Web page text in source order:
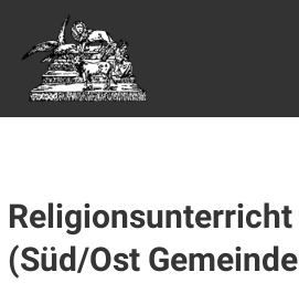
springen
WEBSITE DES
APOSTELAMTES JESU
CHRISTI KÖR
Religionsunterricht
(Süd/Ost